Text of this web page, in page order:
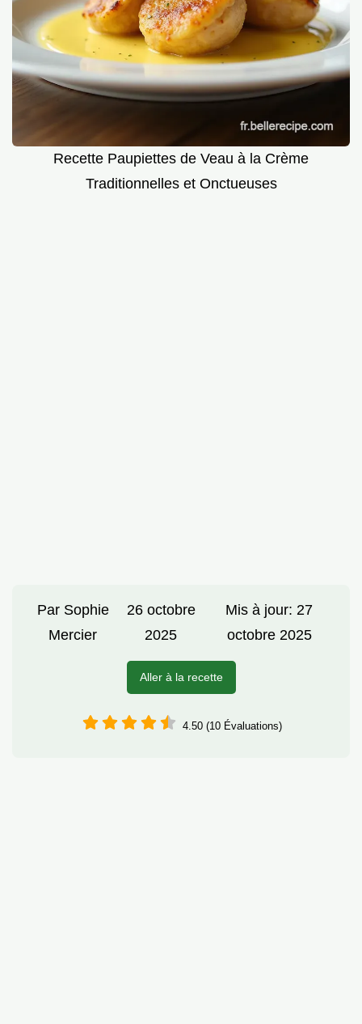
Recette Paupiettes de Veau à la Crème
Traditionnelles et Onctueuses
Par Sophie
Mercier
26 octobre
2025
Mis à jour: 27
octobre 2025
Aller à la recette
4.50 (10 Évaluations)